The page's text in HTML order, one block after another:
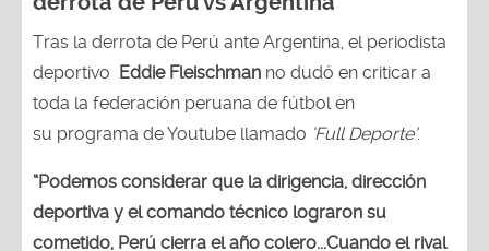
Tras la derrota de Perú ante Argentina, el periodista
deportivo Eddie Fleischman no dudó en criticar a
toda la federación peruana de fútbol en
su programa de Youtube llamado ‘Full Deporte’.
“Podemos considerar que la dirigencia, dirección
deportiva y el comando técnico lograron su
cometido, Perú cierra el año colero...Cuando el rival